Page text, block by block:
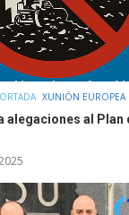
XUNIÓN EUROPEA
alegaciones al Plan